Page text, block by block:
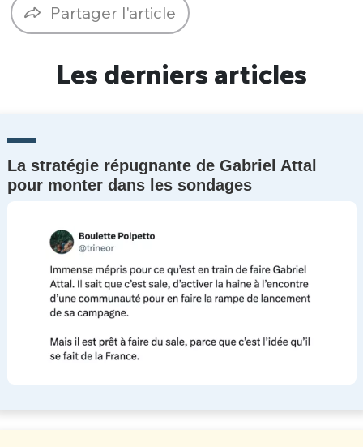
Partager l'article
Les derniers articles
La stratégie répugnante de Gabriel Attal
pour monter dans les sondages
Un Thread
C'EST PARTI